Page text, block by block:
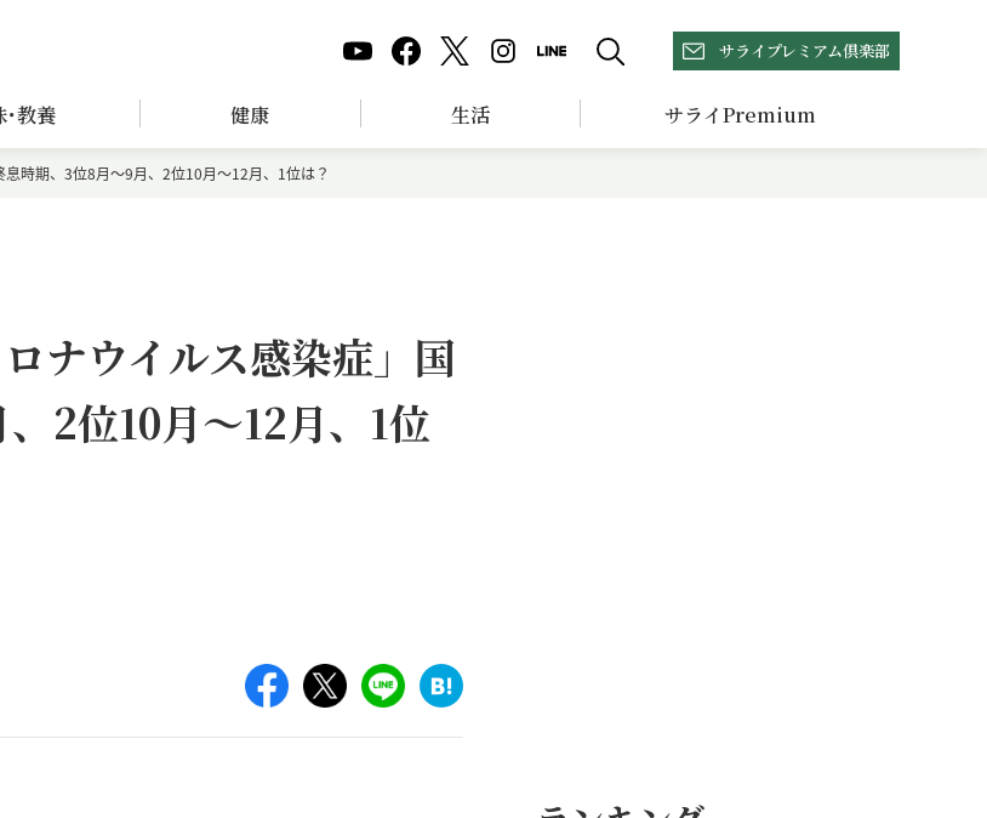
サライプレミアム倶楽部
･教養 健康 生活 サライPremium
時期、3位8月～9月、2位10月～12月、1位は？
ナウイルス感染症」国
2位10月～12月、1位